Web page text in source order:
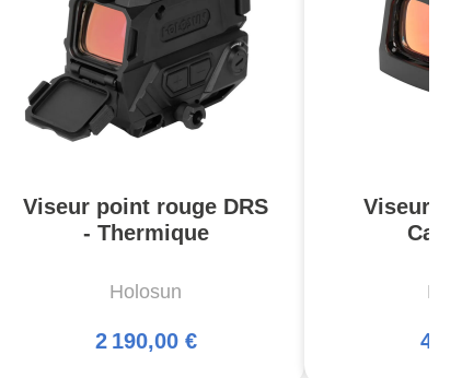
Viseur point rouge DRS
- Thermique
Holosun
2 190,00 €
Viseur